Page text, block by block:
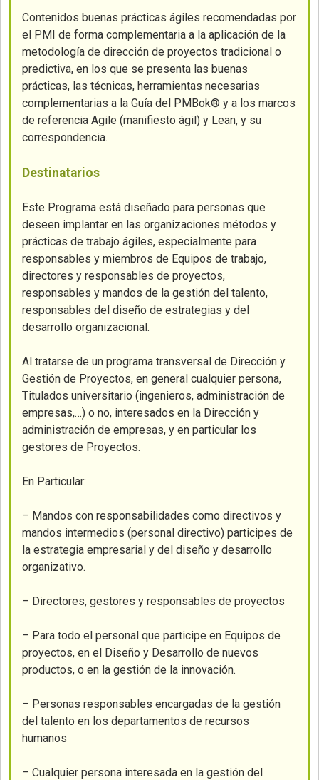
Contenidos buenas prácticas ágiles recomendadas por
el PMI de forma complementaria a la aplicación de la
metodología de dirección de proyectos tradicional o
predictiva, en los que se presenta las buenas
prácticas, las técnicas, herramientas necesarias
complementarias a la Guía del PMBok® y a los marcos
de referencia Agile (manifiesto ágil) y Lean, y su
correspondencia.
Destinatarios
Este Programa está diseñado para personas que
deseen implantar en las organizaciones métodos y
prácticas de trabajo ágiles, especialmente para
responsables y miembros de Equipos de trabajo,
directores y responsables de proyectos,
responsables y mandos de la gestión del talento,
responsables del diseño de estrategias y del
desarrollo organizacional.
Al tratarse de un programa transversal de Dirección y
Gestión de Proyectos, en general cualquier persona,
Titulados universitario (ingenieros, administración de
empresas,…) o no, interesados en la Dirección y
administración de empresas, y en particular los
gestores de Proyectos.
En Particular:
– Mandos con responsabilidades como directivos y
mandos intermedios (personal directivo) participes de
la estrategia empresarial y del diseño y desarrollo
organizativo.
– Directores, gestores y responsables de proyectos
– Para todo el personal que participe en Equipos de
proyectos, en el Diseño y Desarrollo de nuevos
productos, o en la gestión de la innovación.
– Personas responsables encargadas de la gestión
del talento en los departamentos de recursos
humanos
– Cualquier persona interesada en la gestión del